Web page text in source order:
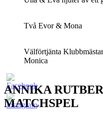
Två Evor & Mona
Välförtjänta
Monica
ANNIKA
MATCHSPEL